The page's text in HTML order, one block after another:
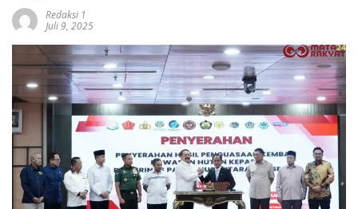
Redaksi 1
Juli 9, 2025